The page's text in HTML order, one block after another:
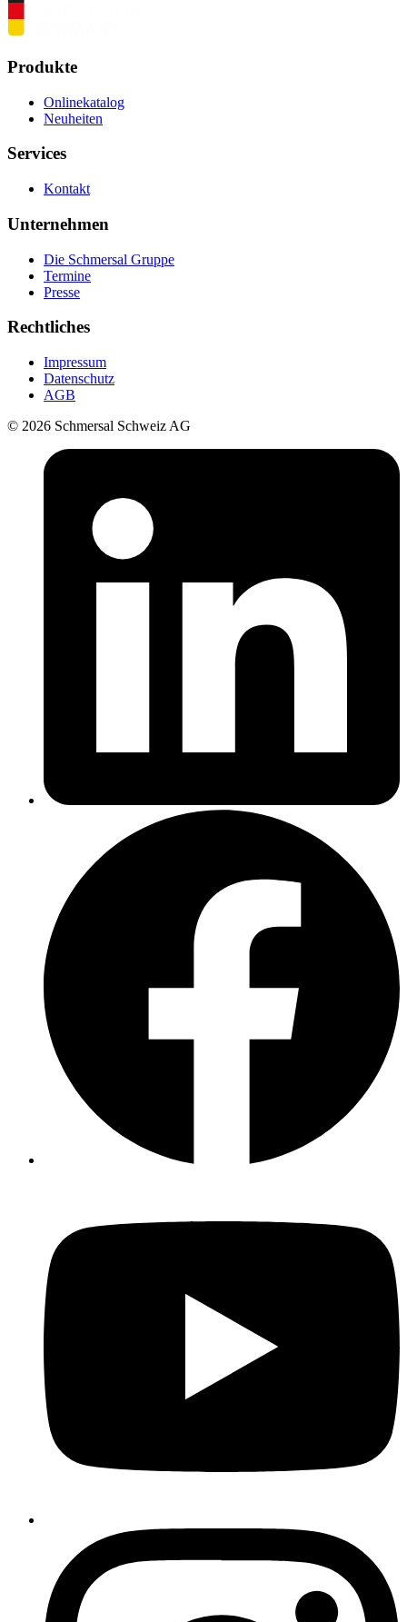
Produkte
Onlinekatalog
Neuheiten
Services
Kontakt
Unternehmen
Die Schmersal Gruppe
Termine
Presse
Rechtliches
Impressum
Datenschutz
AGB
© 2026 Schmersal Schweiz AG